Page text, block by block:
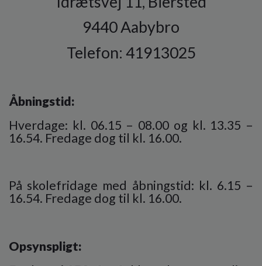
9440 Aabybro
Telefon: 41913025
Åbningstid:
Hverdage: kl. 06.15 – 08.00 og kl. 13.35 –
16.54. Fredage dog til kl. 16.00.
På skolefridage med åbningstid: kl. 6.15 –
16.54. Fredage dog til kl. 16.00.
Opsynspligt: